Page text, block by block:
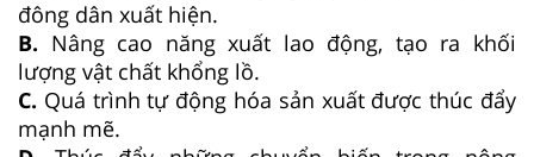
đông dân xuất hiện.
B. Nâng cao năng xuất lao động, tạo ra khối
lượng vật chất khổng lồ.
C. Quá trình tự động hóa sản xuất được thúc đẩy
mạnh mẽ.